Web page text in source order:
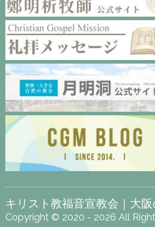
キリスト教福音宣教会｜大
Copyright © 2020 - 2026 All